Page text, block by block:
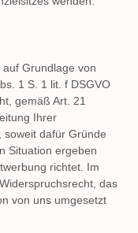
Grundlage von
1 S. 1 lit. f DSGVO
gemäß Art. 21
Ihrer
soweit dafür Gründe
Situation ergeben
richtet. Im
das
von uns umgesetzt